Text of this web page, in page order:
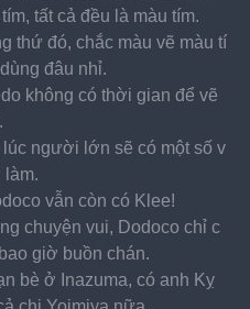
tất cả đều là màu tím.
thứ đó, chắc màu vẽ màu tí
đâu nhỉ.
không có thời gian để vẽ
người lớn sẽ có một số v
làm.
vẫn còn có Klee!
chuyện vui, Dodoco chỉ c
giờ buồn chán.
bè ở Inazuma, có anh Kỵ